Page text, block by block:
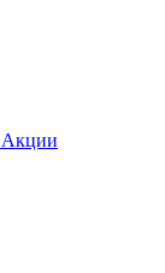
Акции